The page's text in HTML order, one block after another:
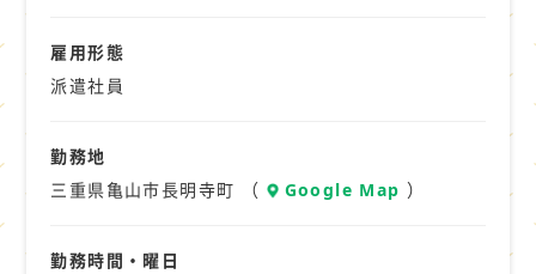
☆ナガハならきっと見つかる♪
組立・加工・検査などの製造系のお仕事から
その他、軽作業系のお仕事や
土日祝休み・ゴールデンウィーク、
高収入・高時給・寮完備のお仕事
雇用形態
派遣社員
勤務地
三重県亀山市長明寺町 （
Google Map ）
勤務時間・曜日